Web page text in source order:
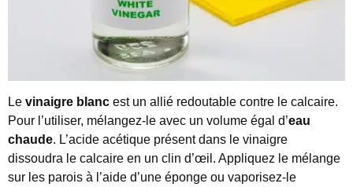
Le vinaigre blanc est un allié redoutable contre le calcaire.
Pour l’utiliser, mélangez-le avec un volume égal d’eau
chaude. L’acide acétique présent dans le vinaigre
dissoudra le calcaire en un clin d’œil. Appliquez le mélange
sur les parois à l’aide d’une éponge ou vaporisez-le